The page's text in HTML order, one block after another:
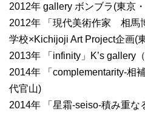
2012年 gallery ボンブラ(東京・
2012年 「現代美術作家 相
学校×Kichijoji Art Project企画(
2013年 「infinity」K’s gallery
2014年 「complementarity-相
代官山)
2014年 「星霜-seiso-積み重な